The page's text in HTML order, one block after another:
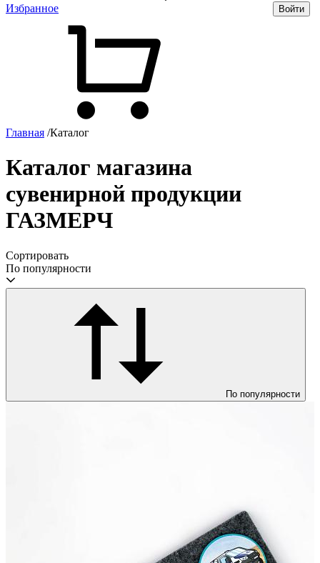
Избранное Войти
Главная /Каталог
Каталог магазина
сувенирной продукции
ГАЗМЕРЧ
Сортировать
По популярности
По популярности